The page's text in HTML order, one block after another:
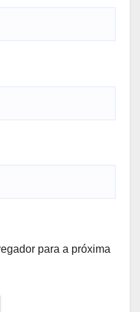
para a próxima